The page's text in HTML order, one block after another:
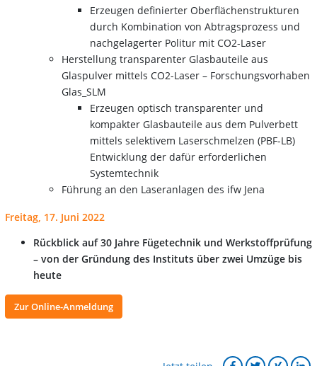
Erzeugen definierter Oberflächenstrukturen
durch Kombination von Abtragsprozess und
nachgelagerter Politur mit CO2-Laser
Herstellung transparenter Glasbauteile aus
Glaspulver mittels CO2-Laser – Forschungsvorhaben
Glas_SLM
Erzeugen optisch transparenter und
kompakter Glasbauteile aus dem Pulverbett
mittels selektivem Laserschmelzen (PBF-LB)
Entwicklung der dafür erforderlichen
Systemtechnik
Führung an den Laseranlagen des ifw Jena
Freitag, 17. Juni 2022
Rückblick auf 30 Jahre Fügetechnik und Werkstoffprüfung
– von der Gründung des Instituts über zwei Umzüge bis
heute
Zur Online-Anmeldung